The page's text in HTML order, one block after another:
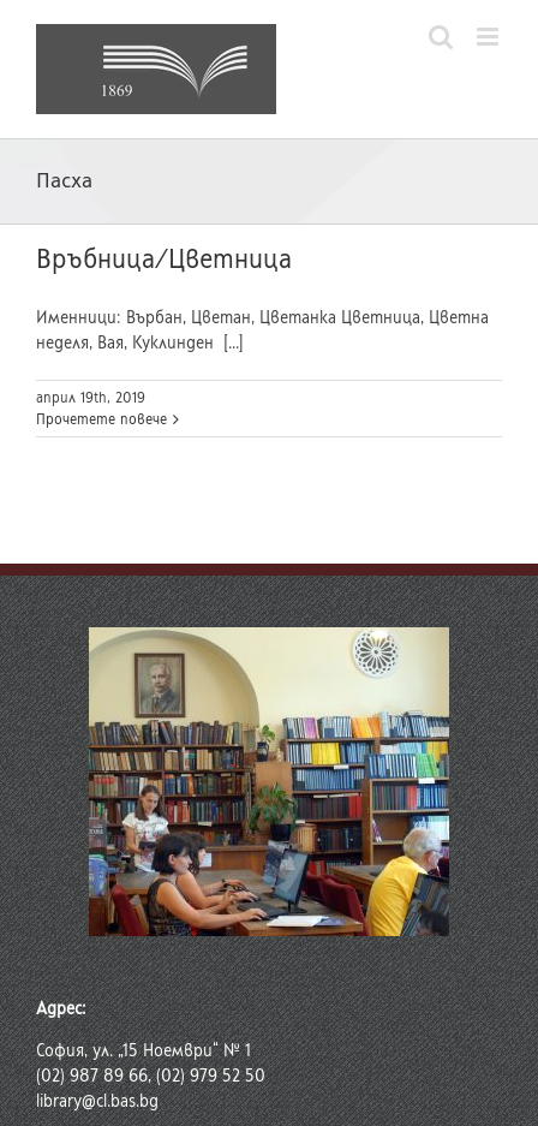
Пасха
Връбница/Цветница
Именници: Върбан, Цветан, Цветанка Цветница, Цветна
неделя, Вая, Куклинден ­ [...]
април 19th, 2019
Прочетете повече
Адрес:
София, ул. „15 Ноември“ № 1
(02) 987 89 66, (02) 979 52 50
library@cl.bas.bg